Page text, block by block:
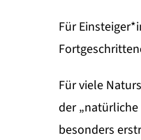
Für
Für viele
der „natürliche
besonders